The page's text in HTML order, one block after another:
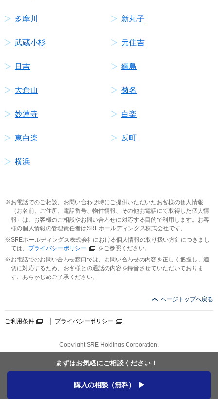
多摩川 新丸子
武蔵小杉 元住吉
日吉 綱島
大倉山 菊名
妙蓮寺 白楽
東白楽 反町
横浜
まずはお気軽にご相談ください！
購入の相談（無料）
お電話でのご相談、お問い合わせ時にご提供いただいたお客様の個人情報
（お名前、ご住所、電話番号、物件情報、その他お電話にて取得した個人情
報）は、お客様のご相談やお問い合わせに対応する目的で利用します。お客
様の個人情報の管理責任者はSREホールディングス株式会社です。
SREホールディングス株式会社における個人情報の取り扱い方針につきまし
ては、 プライバシーポリシー
をご参照ください。
お電話でのお問い合わせ窓口では、お問い合わせの内容を正しく把握し、適
切に対応するため、お客様との通話の内容を録音させていただいておりま
す。あらかじめご了承ください。
ページトップへ戻る
ご利用条件 プライバシーポリシー
Copyright SRE Holdings Corporation.